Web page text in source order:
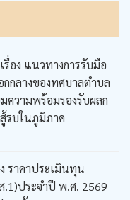
อง แนวทางการรับมือ
กลางของทศบาลตำบล
ความพร้อมรองรับผลก
รบในภูมิภาค
ราคาประเมินทุน
ประจำปี พ.ศ. 2569